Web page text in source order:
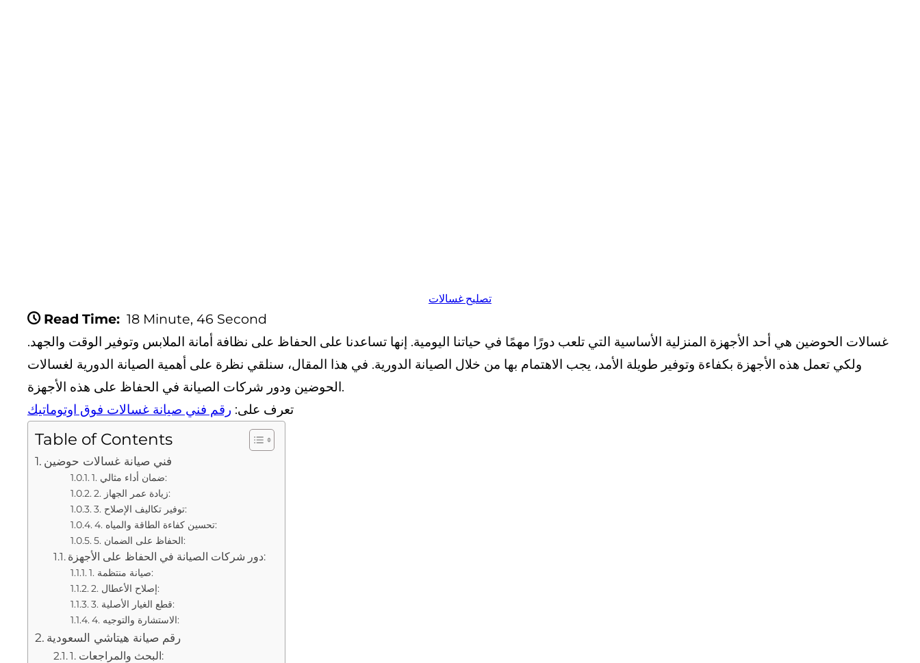
تصليح غسالات
Read Time: 18 Minute, 46 Second
غسالات الحوضين هي أحد الأجهزة المنزلية الأساسية التي تلعب دورًا مهمًا في حياتنا اليومية. إنها تساعدنا على الحفاظ على نظافة أمانة الملابس وتوفير الوقت والجهد.
ولكي تعمل هذه الأجهزة بكفاءة وتوفير طويلة الأمد، يجب الاهتمام بها من خلال الصيانة الدورية. في هذا المقال، سنلقي نظرة على أهمية الصيانة الدورية لغسالات
الحوضين ودور شركات الصيانة في الحفاظ على هذه الأجهزة.
تعرف على: رقم فني صيانة غسالات فوق اوتوماتيك
Table of Contents
فني صيانة غسالات حوضين
1. ضمان أداء مثالي:
2. زيادة عمر الجهاز:
3. توفير تكاليف الإصلاح:
4. تحسين كفاءة الطاقة والمياه:
5. الحفاظ على الضمان:
دور شركات الصيانة في الحفاظ على الأجهزة:
1. صيانة منتظمة:
2. إصلاح الأعطال:
3. قطع الغيار الأصلية:
4. الاستشارة والتوجيه:
رقم صيانة هيتاشي السعودية
1. البحث والمراجعات: